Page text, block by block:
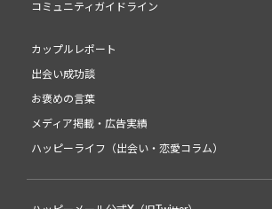
コミュニティガイドライン
カップルレポート
出会い成功談
お褒めの言葉
メディア掲載・広告実績
ハッピーライフ（出会い・恋愛コラム）